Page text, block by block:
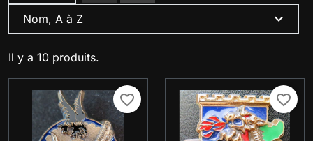
Il y a 10 produits.
Nom, A à Z expand_more
favorite_border favorite_border